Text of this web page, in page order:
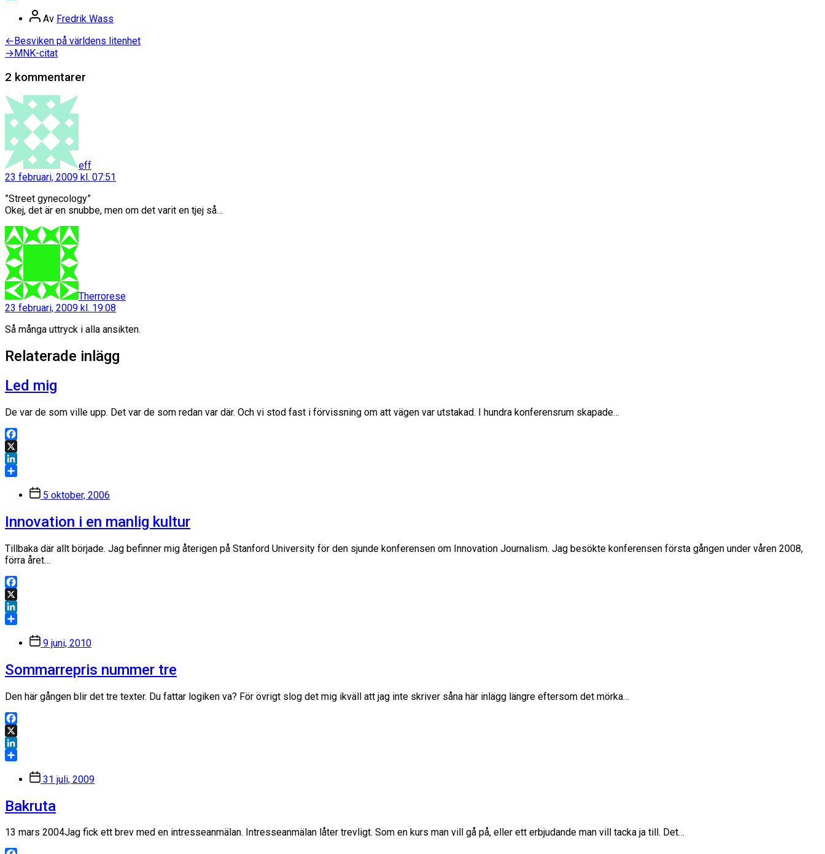
Inläggsförfattare
Av Fredrik Wass
Inläggsnavigering
←Föregående
inlägg:
Besviken på världens litenhet
→Nästa
MNK-citat
2 kommentarer
eff
23 februari, 2009 kl. 07:51
”Street gynecology”
Okej, det är en snubbe, men om det varit en tjej så…
Therrorese
23 februari, 2009 kl. 19:08
Så många uttryck i alla ansikten.
Relaterade inlägg
Led mig
De var de som ville upp. Det var de som redan var där. Och vi stod fast i förvissning om att vägen var utstakad. I hundra konferensrum skapade…
Facebook
X
LinkedIn
Inläggsdatum
5 oktober, 2006
Innovation i en manlig kultur
Tillbaka där allt började. Jag befinner mig återigen på Stanford University för den sjunde konferensen om Innovation Journalism. Jag besökte konferensen första gången under våren 2008,
förra året…
Facebook
X
LinkedIn
Inläggsdatum
9 juni, 2010
Sommarrepris nummer tre
Den här gången blir det tre texter. Du fattar logiken va? För övrigt slog det mig ikväll att jag inte skriver såna här inlägg längre eftersom det mörka…
Facebook
X
LinkedIn
Inläggsdatum
31 juli, 2009
Bakruta
13 mars 2004Jag fick ett brev med en intresseanmälan. Intresseanmälan låter trevligt. Som en kurs man vill gå på, eller ett erbjudande man vill tacka ja till. Det…